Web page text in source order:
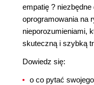
empatię ?
oprogramowania na
nieporozumieniami,
skuteczną i szybką
Dowiedz się:
o co pytać